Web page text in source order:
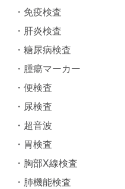
・ 免疫検査
・ 肝炎検査
・糖尿病検査
・ 腫瘍マーカー
・便検査
・ 尿検査
・ 超音波
・ 胃検査
・ 胸部X線検査
・ 肺機能検査